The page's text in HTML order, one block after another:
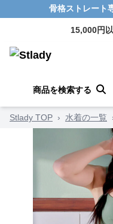
骨格ストレート
15,000円
商品を検索する
Stlady TOP › 水着の一覧